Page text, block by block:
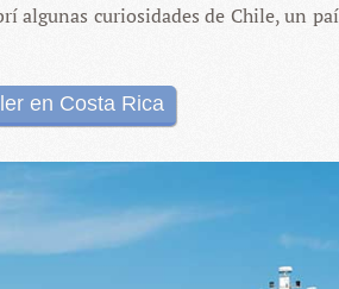
algunas curiosidades de Chile, un
en Costa Rica